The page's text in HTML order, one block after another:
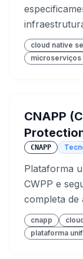
cloud native
microserviços
CNAPP
CNAPP
Plataforma
CWPP e
completa de
cnapp
plataforma